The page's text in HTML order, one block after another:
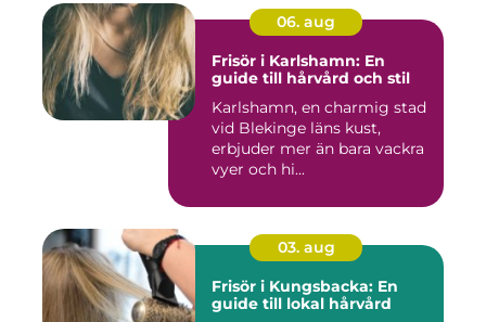
06. aug
Frisör i Karlshamn: En
guide till hårvård och stil
Karlshamn, en charmig stad
vid Blekinge läns kust,
erbjuder mer än bara vackra
vyer och hi...
03. aug
Frisör i Kungsbacka: En
guide till lokal hårvård